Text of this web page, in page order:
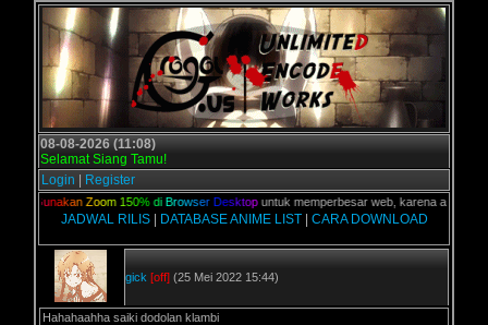
08-08-2026 (11:08)
Selamat Siang Tamu!
Login
Register
nakan Zo om 15 0% di Br owser Desktopuntuk memperbesar web, karena aslinya
JADWAL RILIS| DATABASE ANIME LIST| CARA DOWNLOAD
gick [off] (25 Mei 2022 15:44)
Hahahaahha saiki dodolan klambi